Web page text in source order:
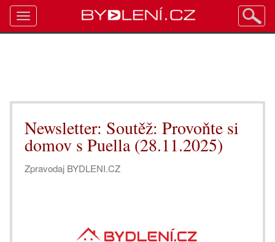
Newsletter: Soutěž: Provoňte si
domov s Puella (28.11.2025)
Zpravodaj BYDLENI.CZ
Toggle
navigation